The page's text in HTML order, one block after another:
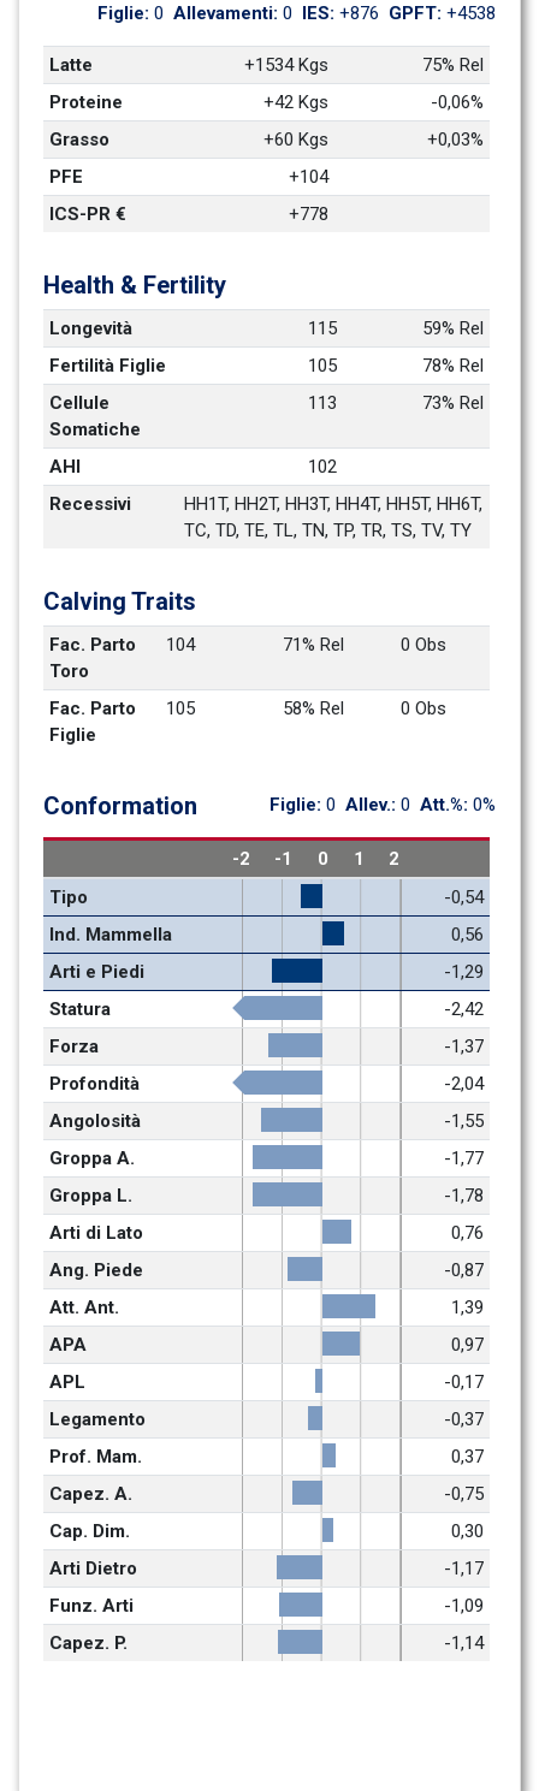
Figlie: 0 Allevamenti: 0 IES: +876 GPFT: +4538
Latte +1534 Kgs
75% Rel
Proteine
+42 Kgs
-0,06%
Grasso
+60 Kgs
+0,03%
PFE
+104
ICS-PR €
+778
Health & Fertility
Longevità 115
59% Rel
Fertilità Figlie
105
78% Rel
Cellule
Somatiche
113 73% Rel
AHI
102
Recessivi
HH1T, HH2T, HH3T, HH4T, HH5T, HH6T,
TC, TD, TE, TL, TN, TP, TR, TS, TV, TY
Calving Traits
Fac. Parto
Toro
104 71% Rel 0 Obs
Fac. Parto
Figlie
105 58% Rel 0 Obs
Conformation Figlie: 0 Allev.: 0 Att.%: 0%
-2 -1 0 1
2
Tipo
-0,54
Ind. Mammella
0,56
Arti e Piedi
-1,29
Statura
-2,42
Forza
-1,37
Profondità
-2,04
Angolosità
-1,55
Groppa A.
-1,77
Groppa L.
-1,78
Arti di Lato
0,76
Ang. Piede
-0,87
Att. Ant.
1,39
APA
0,97
APL
-0,17
Legamento
-0,37
Prof. Mam.
0,37
Capez. A.
-0,75
Cap. Dim.
0,30
Arti Dietro
-1,17
Funz. Arti
-1,09
Capez. P.
-1,14